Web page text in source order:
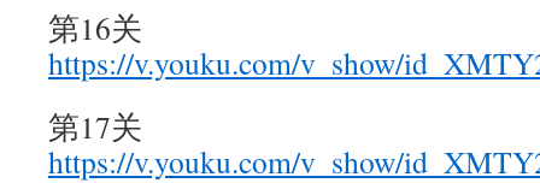
第16关
https://v.youku.com/v_show/
第17关
https://v.youku.com/v_show/